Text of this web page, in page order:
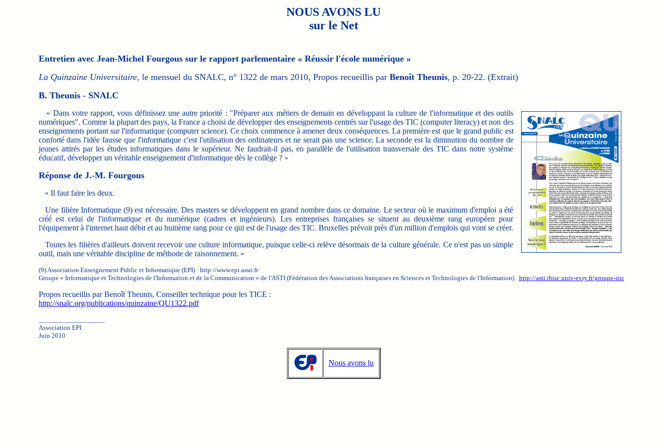
NOUS AVONS LU
sur le Net
Entretien avec Jean-Michel Fourgous sur le rapport parlementaire « Réussir l'école numérique »
La Quinzaine Universitaire, le mensuel du SNALC, n° 1322 de mars 2010, Propos recueillis par Benoît Theunis, p. 20-22. (Extrait)
B. Theunis - SNALC
« Dans votre rapport, vous définissez une autre priorité : "Préparer aux métiers de demain en développant la culture de l'informatique et des outils
numériques". Comme la plupart des pays, la France a choisi de développer des enseignements centrés sur l'usage des TIC (computer literacy) et non des
enseignements portant sur l'informatique (computer science). Ce choix commence à amener deux conséquences. La première est que le grand public est
conforté dans l'idée fausse que l'informatique c'est l'utilisation des ordinateurs et ne serait pas une science. La seconde est la diminution du nombre de
jeunes attirés par les études informatiques dans le supérieur. Ne faudrait-il pas, en parallèle de l'utilisation transversale des TIC dans notre système
éducatif, développer un véritable enseignement d'informatique dès le collège ? »
Réponse de J.-M. Fourgous
« Il faut faire les deux.
Une filière Informatique (9) est nécessaire. Des masters se développent en grand nombre dans ce domaine. Le secteur où le maximum d'emploi a été
créé est celui de l'informatique et du numérique (cadres et ingénieurs). Les entreprises françaises se situent au deuxième rang européen pour
l'équipement à l'internet haut débit et au huitième rang pour ce qui est de l'usage des TIC. Bruxelles prévoit près d'un million d'emplois qui vont se créer.
Toutes les filières d'ailleurs doivent recevoir une culture informatique, puisque celle-ci relève désormais de la culture générale. Ce n'est pas un simple
outil, mais une véritable discipline de méthode de raisonnement. »
(9) Association Enseignement Public et Informatique (EPI) : http://www.epi.asso.fr
Groupe « Informatique et Technologies de l'Information et de la Communication » de l'ASTI (Fédération des Associations françaises en Sciences et Technologies de l'Information) : http://asti.ibisc.univ-evry.fr/groupe-itic
Propos recueillis par Benoît Theunis, Conseiller technique pour les TICE :
http://snalc.org/publications/quinzaine/QU1322.pdf
Association EPI
Juin 2010
Nous avons lu